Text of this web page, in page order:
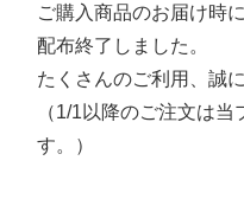
ご購入商品のお届け時
配布終了しました。
たくさんのご利用、誠
（1/1以降のご注文は
す。）